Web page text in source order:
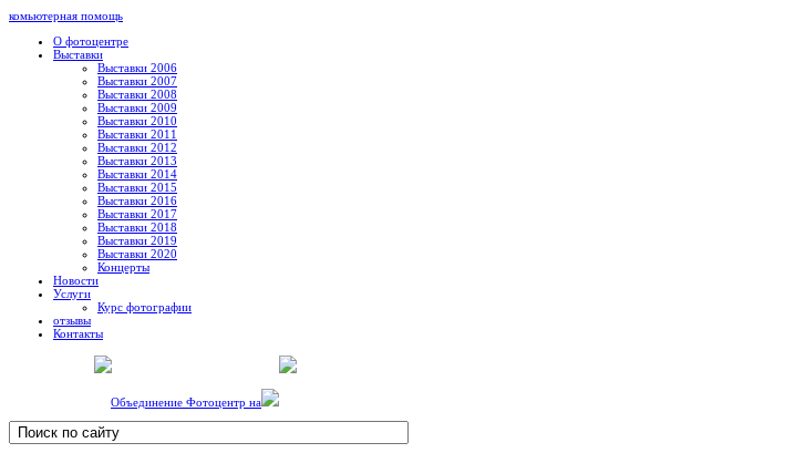
комьютерная помощь
О фотоцентре
Выставки
Выставки 2006
Выставки 2007
Выставки 2008
Выставки 2009
Выставки 2010
Выставки 2011
Выставки 2012
Выставки 2013
Выставки 2014
Выставки 2015
Выставки 2016
Выставки 2017
Выставки 2018
Выставки 2019
Выставки 2020
Концерты
Новости
Услуги
Курс фотографии
отзывы
Контакты
Объединение Фотоцентр на